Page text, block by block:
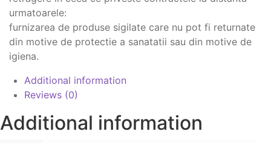
urmatoarele:
furnizarea de produse sigilate care nu pot fi returnate
din motive de protectie a sanatatii sau din motive de
igiena.
Additional information
Reviews (0)
Additional information